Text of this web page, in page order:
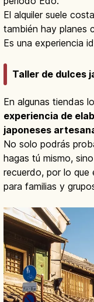
El alquiler suele
también hay planes
Es una experiencia
Taller de dulces
En algunas tiendas
experiencia de
japoneses
No solo podrás
hagas tú mismo,
recuerdo, por lo que
para familias y